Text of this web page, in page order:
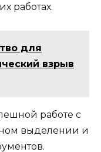
работах.
для
взрыв
работе с
выделении и